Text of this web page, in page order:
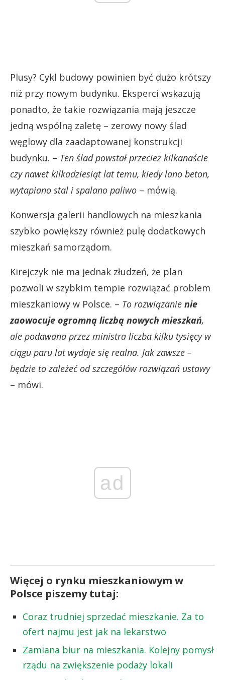
Plusy? Cykl budowy powinien być dużo krótszy
niż przy nowym budynku. Eksperci wskazują
ponadto, że takie rozwiązania mają jeszcze
jedną wspólną zaletę – zerowy nowy ślad
węglowy dla zaadaptowanej konstrukcji
budynku. – Ten ślad powstał przecież kilkanaście
czy nawet kilkadziesiąt lat temu, kiedy lano beton,
wytapiano stal i spalano paliwo – mówią.
Konwersja galerii handlowych na mieszkania
szybko powiększy również pulę dodatkowych
mieszkań samorządom.
Kirejczyk nie ma jednak złudzeń, że plan
pozwoli w szybkim tempie rozwiązać problem
mieszkaniowy w Polsce. – To rozwiązanie nie
zaowocuje ogromną liczbą nowych mieszkań,
ale podawana przez ministra liczba kilku tysięcy w
ciągu paru lat wydaje się realna. Jak zawsze –
będzie to zależeć od szczegółów rozwiązań ustawy
– mówi.
ad
Więcej o rynku mieszkaniowym w
Polsce piszemy tutaj:
Coraz trudniej sprzedać mieszkanie. Za to
ofert najmu jest jak na lekarstwo
Zamiana biur na mieszkania. Kolejny pomysł
rządu na zwiększenie podaży lokali